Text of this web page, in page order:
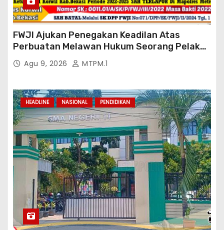
FWJI Ajukan Penegakan Keadilan Atas
Perbuatan Melawan Hukum Seorang Pelaku
Terlapor Pidana Pasal 28 ayat 2 UU ITE Jo
Pasal 433 KUHP Di Mapolres Metro
Agu 9, 2026 MTPM.1
HEADLINE NASIONAL PENDIDIKAN